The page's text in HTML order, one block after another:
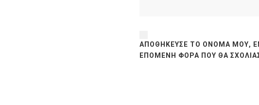
ΑΠΟΘΉΚΕΥΣΕ ΤΟ ΌΝΟΜΆ ΜΟΥ,
ΕΠΌΜΕΝΗ ΦΟΡΆ ΠΟΥ ΘΑ